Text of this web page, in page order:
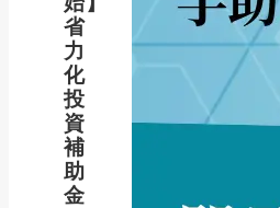
省
力
化
投
資
補
助
金